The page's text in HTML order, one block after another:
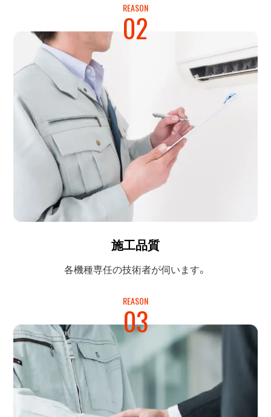
REASON
02
施工品質
各機種専任の技術者が伺います。
REASON
03